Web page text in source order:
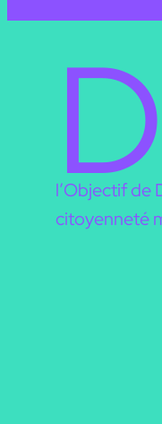
D
l’Objectif de
citoyenneté